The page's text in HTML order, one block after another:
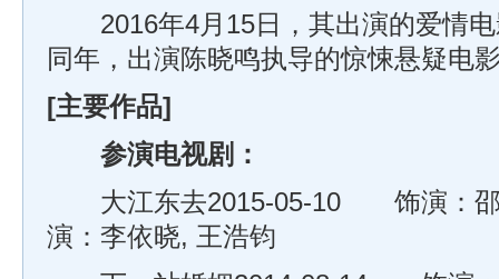
2016年4月15日，其出演的爱情电
同年，出演陈晓鸣执导的惊悚悬疑电
[主要作品]
参演电视剧：
大江东去2015-05-10 饰演：邵
演：李依晓, 王浩钧